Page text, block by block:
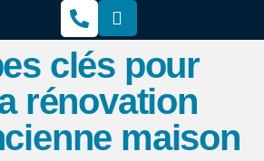
clés pour
rénovation
maison